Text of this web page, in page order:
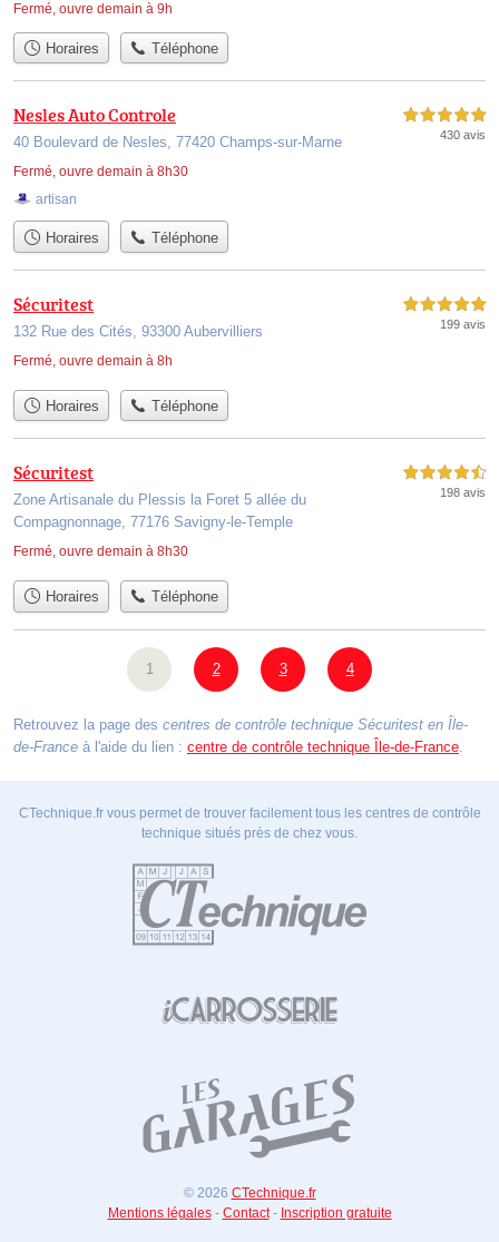
Fermé, ouvre demain à 9h
Horaires Téléphone
Nesles Auto Controle
40 Boulevard de Nesles, 77420 Champs-sur-Marne
Fermé, ouvre demain à 8h30
5,0 étoiles sur 5
430 avis
artisan
Horaires Téléphone
Sécuritest
132 Rue des Cités, 93300 Aubervilliers
Fermé, ouvre demain à 8h
5,0 étoiles sur 5
199 avis
Horaires Téléphone
Sécuritest
Zone Artisanale du Plessis la Foret 5 allée du
Compagnonnage, 77176 Savigny-le-Temple
Fermé, ouvre demain à 8h30
4,5 étoiles sur 5
198 avis
Horaires Téléphone
1 2 3 4
Retrouvez la page des centres de contrôle technique Sécuritest en Île-
de-France à l'aide du lien : centre de contrôle technique Île-de-France
CTechnique.fr vous permet de trouver facilement tous les centres de contrôle
technique situés près de chez vous.
© 2026 CTechnique.fr
Mentions légales- Contact- Inscription gratuite